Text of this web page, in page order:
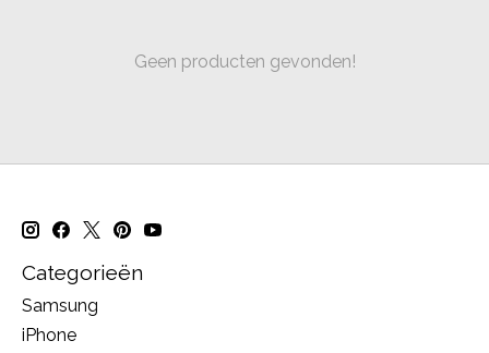
Geen producten gevonden!
Categorieën
Samsung
iPhone